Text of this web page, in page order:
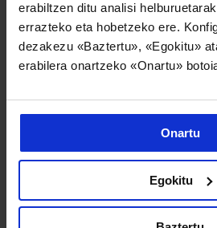
erabiltzen ditu analisi
errazteko eta hobetzeko ere.
dezakezu «Baztertu», «Egokitu»
erabilera onartzeko «Onartu»
Onartu
Egokitu
FRESATZEKO MAKINAK
Fresatzeko makinak-funtzio
Fresatzeko makina bertikala
ARTEZKETARAKO MAKINAK
Lauak artezteko makina